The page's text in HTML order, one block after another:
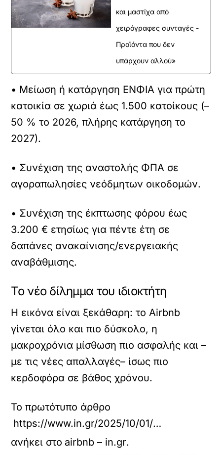
και μαστίχα από
χειρόγραφες συνταγές -
Προϊόντα που δεν
υπάρχουν αλλού»
• Μείωση ή κατάργηση ΕΝΦΙΑ για πρώτη
κατοικία σε χωριά έως 1.500 κατοίκους (–
50 % το 2026, πλήρης κατάργηση το
2027).
• Συνέχιση της αναστολής ΦΠΑ σε
αγοραπωλησίες νεόδμητων οικοδομών.
• Συνέχιση της έκπτωσης φόρου έως
3.200 € ετησίως για πέντε έτη σε
δαπάνες ανακαίνισης/ενεργειακής
αναβάθμισης.
Το νέο δίλημμα του ιδιοκτήτη
Η εικόνα είναι ξεκάθαρη: το Airbnb
γίνεται όλο και πιο δύσκολο, η
μακροχρόνια μίσθωση πιο ασφαλής και –
με τις νέες απαλλαγές– ίσως πιο
κερδοφόρα σε βάθος χρόνου.
Το πρωτότυπο άρθρο
https://www.in.gr/2025/10/01/economy/oikonomikes-eidiseis/akinita-neo-skiniko-gia-tous-idioktites/
ανήκει στο airbnb – in.gr.